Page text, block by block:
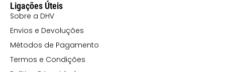
Ligações Úteis
Sobre a DHV
Envios e Devoluções
Métodos de Pagamento
Termos e Condições